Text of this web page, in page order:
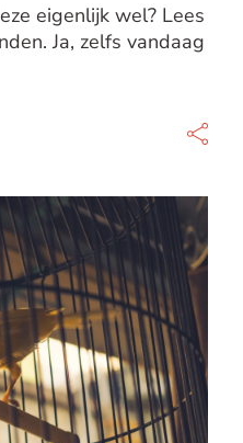
eigenlijk wel? Lees
Ja, zelfs vandaag